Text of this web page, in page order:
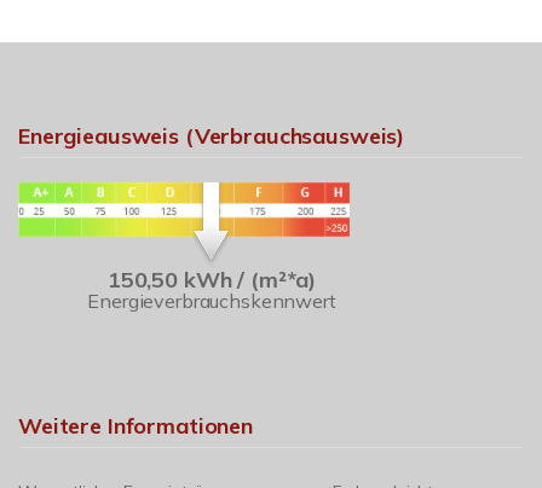
Energieausweis (Verbrauchsausweis)
150,50 kWh / (m²*a)
Energieverbrauchskennwert
Weitere Informationen